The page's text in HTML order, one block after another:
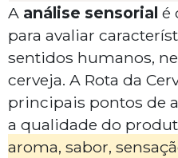
A análise sensorial é
para avaliar
sentidos humanos,
cerveja. A Rota da
principais pontos de
a qualidade do
aroma, sabor,